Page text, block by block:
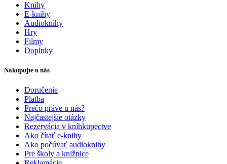
Knihy
E-knihy
Audioknihy
Hry
Filmy
Doplnky
Nakupujte u nás
Doručenie
Platba
Prečo práve u nás?
Najčastejšie otázky
Rezervácia v kníhkupectve
Ako čítať e-knihy
Ako počúvať audioknihy
Pre školy a knižnice